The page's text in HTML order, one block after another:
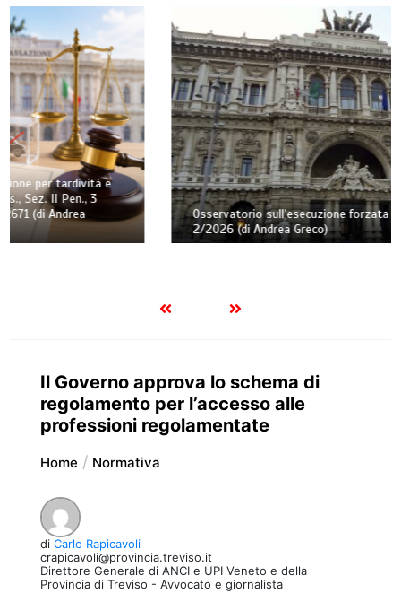
Osservatorio sull’esecuzione forzata civile – Trimestre n.
2/2026 (di Andrea Greco)
Il Governo approva lo schema di
regolamento per l’accesso alle
professioni regolamentate
Home Normativa
di Carlo Rapicavoli
crapicavoli@provincia.treviso.it
Direttore Generale di ANCI e UPI Veneto e della
Provincia di Treviso - Avvocato e giornalista